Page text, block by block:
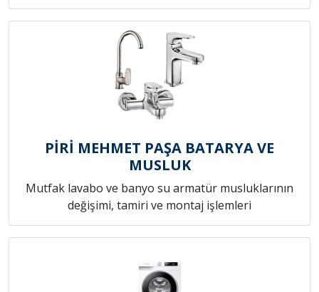
PİRİ MEHMET PAŞA BATARYA VE
MUSLUK
Mutfak lavabo ve banyo su armatür musluklarının
değişimi, tamiri ve montaj işlemleri